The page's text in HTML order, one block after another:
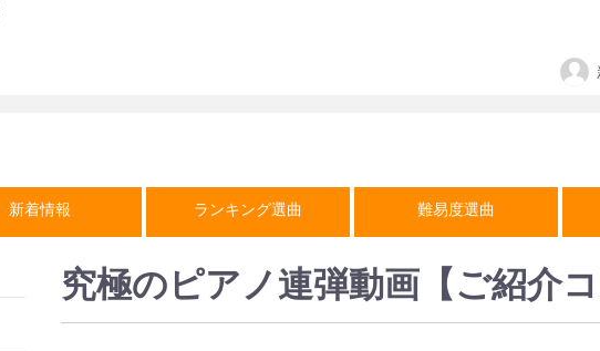
新着情報 ランキング選曲 難易度選曲
究極のピアノ連弾動画【ご紹介